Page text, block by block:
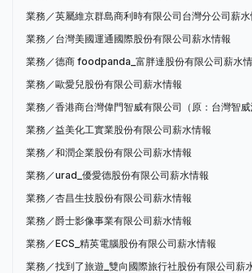
業務／英屬維京群島商利時有限公司台灣分公司薪水
業務／台灣美國運通國際股份有限公司薪水情報
業務／德商 foodpanda_富胖達股份有限公司薪水
業務／歐愛兒股份有限公司薪水情報
業務／香港商台灣偉門智威有限公司（原：台灣智
業務／益美化工實業股份有限公司薪水情報
業務／和潤企業股份有限公司薪水情報
業務／urad_優愛德股份有限公司薪水情報
業務／杏昌生技股份有限公司薪水情報
業務／爵士影像事業有限公司薪水情報
業務／ECS_精英電腦股份有限公司薪水情報
業務／找到了旅遊_雙向國際旅行社股份有限公司薪